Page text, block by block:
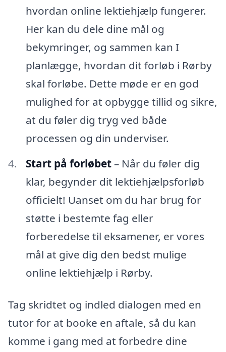
hvordan online lektiehjælp fungerer.
Her kan du dele dine mål og
bekymringer, og sammen kan I
planlægge, hvordan dit forløb i Rørby
skal forløbe. Dette møde er en god
mulighed for at opbygge tillid og sikre,
at du føler dig tryg ved både
processen og din underviser.
Start på forløbet– Når du føler dig
klar, begynder dit lektiehjælpsforløb
officielt! Uanset om du har brug for
støtte i bestemte fag eller
forberedelse til eksamener, er vores
mål at give dig den bedst mulige
online lektiehjælp i Rørby.
Tag skridtet og indled dialogen med en
tutor for at booke en aftale, så du kan
komme i gang med at forbedre dine